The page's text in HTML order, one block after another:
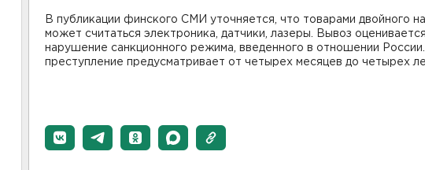
В публикации финского СМИ уточняется, что товарами двойного
может считаться электроника, датчики, лазеры. Вывоз
нарушение санкционного режима, введенного в отношении России.
преступление предусматривает от четырех месяцев до четырех